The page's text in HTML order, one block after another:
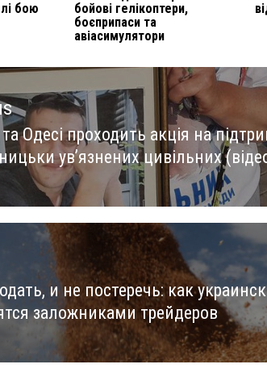
бою
бойові гелікоптери,
боєприпаси та
авіасимулятори
Одесі проходить акція на
увʼязнених цивільних
и не постеречь: как
заложниками трейдеров